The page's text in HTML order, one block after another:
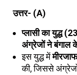
उत्तर- (A)
प्लासी का युद्ध
अंग्रेजों ने बंगाल के
इस युद्ध में
की, जिससे